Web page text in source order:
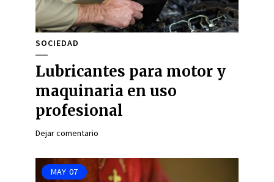
SOCIEDAD
Lubricantes para motor y
maquinaria en uso
profesional
Dejar comentario
MAY 07